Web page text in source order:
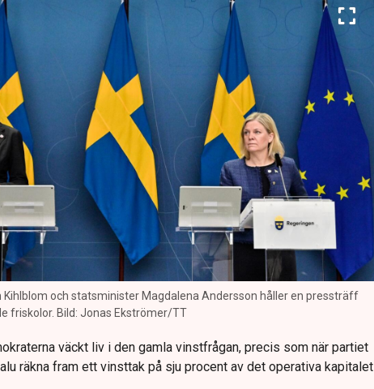
Kihlblom och statsminister Magdalena Andersson håller en pressträff
friskolor. Bild: Jonas Ekströmer/TT
väckt liv i den gamla vinstfrågan, precis som när partiet
räkna fram ett vinsttak på sju procent av det operativa kapitalet